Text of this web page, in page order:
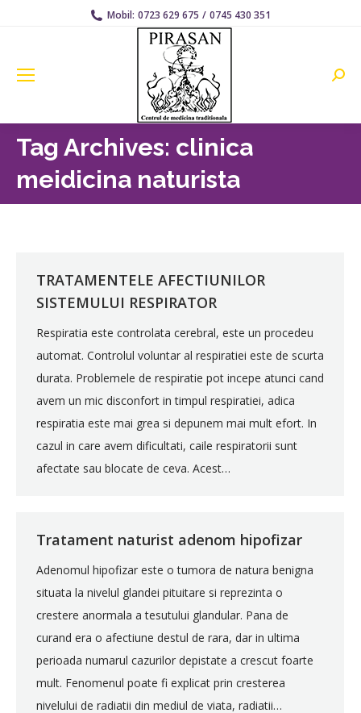
Mobil: 0723 629 675 / 0745 430 351
Tag Archives: clinica
meidicina naturista
TRATAMENTELE AFECTIUNILOR
SISTEMULUI RESPIRATOR
Respiratia este controlata cerebral, este un procedeu
automat. Controlul voluntar al respiratiei este de scurta
durata. Problemele de respiratie pot incepe atunci cand
avem un mic disconfort in timpul respiratiei, adica
respiratia este mai grea si depunem mai mult efort. In
cazul in care avem dificultati, caile respiratorii sunt
afectate sau blocate de ceva. Acest…
Tratament naturist adenom hipofizar
Adenomul hipofizar este o tumora de natura benigna
situata la nivelul glandei pituitare si reprezinta o
crestere anormala a tesutului glandular. Pana de
curand era o afectiune destul de rara, dar in ultima
perioada numarul cazurilor depistate a crescut foarte
mult. Fenomenul poate fi explicat prin cresterea
nivelului de radiatii din mediul de viata, radiatii…